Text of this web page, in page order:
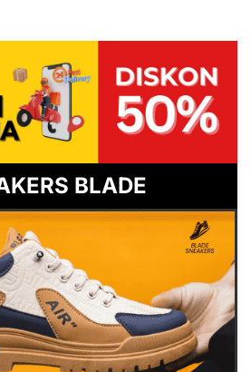
BLADE